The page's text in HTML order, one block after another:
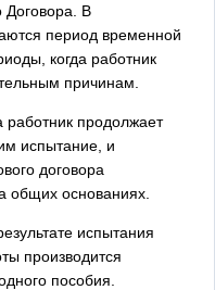
Договора. В
период временной
когда работник
причинам.
работник продолжает
испытание, и
договора
общих основаниях.
испытания
производится
пособия.